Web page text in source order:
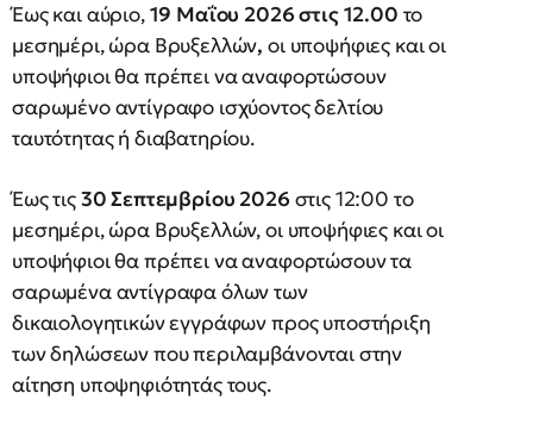
Έως και αύριο,19 Μαΐου 2026 στις 12.00 το
μεσημέρι, ώρα Βρυξελλών, οι υποψήφιες και οι
υποψήφιοι θα πρέπει να αναφορτώσουν
σαρωμένο αντίγραφο ισχύοντος δελτίου
ταυτότητας ή διαβατηρίου.
Έως τις30 Σεπτεμβρίου 2026 στις 12:00 το
μεσημέρι, ώρα Βρυξελλών, οι υποψήφιες και οι
υποψήφιοι θα πρέπει να αναφορτώσουν τα
σαρωμένα αντίγραφα όλων των
δικαιολογητικών εγγράφων προς υποστήριξη
των δηλώσεων που περιλαμβάνονται στην
αίτηση υποψηφιότητάς τους.